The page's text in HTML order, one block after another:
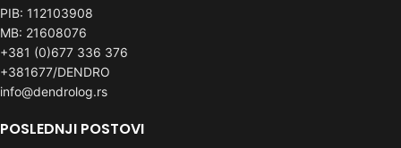
PIB: 112103908
MB: 21608076
+381 (0)677 336 376
+381677/DENDRO
info@dendrolog.rs
POSLEDNJI POSTOVI